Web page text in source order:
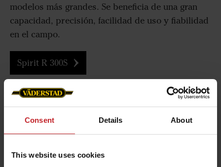
Consent Details About
This website uses cookies
modelos más grandes. Se beneficia de una gran
capacidad, precisión, facilidad de uso y fiabilidad
en el campo.
Spirit R 300S